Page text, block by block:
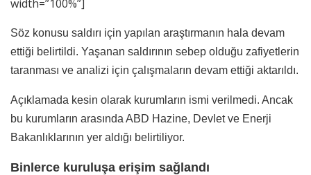
width=”100%”]
Söz konusu saldırı için yapılan araştırmanın hala devam
ettiği belirtildi. Yaşanan saldırının sebep olduğu zafiyetlerin
taranması ve analizi için çalışmaların devam ettiği aktarıldı.
Açıklamada kesin olarak kurumların ismi verilmedi. Ancak
bu kurumların arasında ABD Hazine, Devlet ve Enerji
Bakanlıklarının yer aldığı belirtiliyor.
Binlerce kuruluşa erişim sağlandı